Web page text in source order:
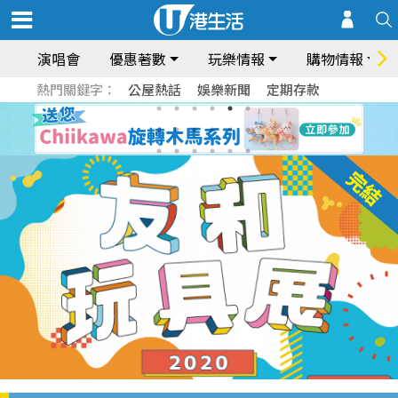
演唱會 優惠著數 玩樂情報 購物情報
熱門關鍵字： 公屋熱話 娛樂新聞 定期存款